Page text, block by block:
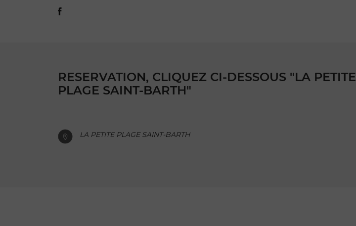
RESERVATION, CLIQUEZ CI-DESSOUS "LA PETITE
PLAGE SAINT-BARTH"
LA PETITE PLAGE SAINT-BARTH